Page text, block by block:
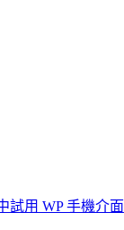
試用 WP 手機介面